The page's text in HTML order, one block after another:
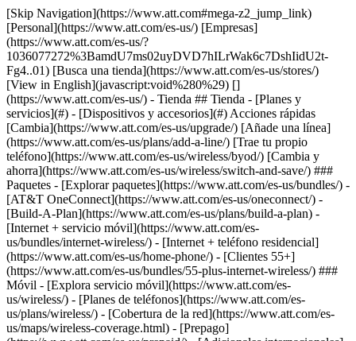
[Skip Navigation](https://www.att.com#mega-z2_jump_link) [Personal](https://www.att.com/es-us/) [Empresas](https://www.att.com/es-us/?1036077272%3BamdU7ms02uyDVD7hILrWak6c7DshIidU2t-Fg4..01) [Busca una tienda](https://www.att.com/es-us/stores/) [View in English](javascript:void%280%29) [](https://www.att.com/es-us/) - Tienda ## Tienda - [Planes y servicios](#) - [Dispositivos y accesorios](#) Acciones rápidas [Cambia](https://www.att.com/es-us/upgrade/) [Añade una línea](https://www.att.com/es-us/plans/add-a-line/) [Trae tu propio teléfono](https://www.att.com/es-us/wireless/byod/) [Cambia y ahorra](https://www.att.com/es-us/wireless/switch-and-save/) ### Paquetes - [Explorar paquetes](https://www.att.com/es-us/bundles/) - [AT&T OneConnect](https://www.att.com/es-us/oneconnect/) - [Build-A-Plan](https://www.att.com/es-us/plans/build-a-plan) - [Internet + servicio móvil](https://www.att.com/es-us/bundles/internet-wireless/) - [Internet + teléfono residencial](https://www.att.com/es-us/home-phone/) - [Clientes 55+](https://www.att.com/es-us/bundles/55-plus-internet-wireless/) ### Móvil - [Explora servicio móvil](https://www.att.com/es-us/wireless/) - [Planes de teléfonos](https://www.att.com/es-us/plans/wireless/) - [Cobertura de la red](https://www.att.com/es-us/maps/wireless-coverage.html) - [Prepago](https://www.att.com/es-us/prepaid/) - [Adicionales internacionales](https://www.att.com/es-us/international/) - [Auto conectado](https://www.att.com/es-us/plans/connected-car/) ### Internet residencial - [Explora internet residencial](https://www.att.com/es-us/internet/) - [Ve la disponibilidad](https://www.att.com/es-us/buy/internet/plans/) - [AT&T Fiber](https://www.att.com/es-us/internet/fiber/) - [AT&T Internet Air](https://www.att.com/es-us/internet/internet-air/) - [Teléfono residencial](https://www.att.com/es-us/home-phone/services/) [__Ahorra a lo grande en todo__ __regreso a clases__ \ Ver ofertas](https://www.att.com/es-us/deals/back-to-school/) Últimas novedades [Samsung Galaxy Z Fold8](https://www.att.com/es-us/buy/phones/samsung-galaxy-z-fold8.html) [iPhone 17 Pro](https://www.att.com/es-us/buy/phones/apple-iphone-17-pro.html) [AirPods Pro 3](https://www.att.com/es-us/buy/accessories/Headphones/apple-airpods-pro-3.html) [Google Pixel 10 Pro](https://www.att.com/es-us/buy/phones/google-pixel-10-pro.html) ### Dispositivos - [Teléfonos](https://www.att.com/es-us/buy/phones/) - [Teléfonos prepagados](https://www.att.com/es-us/buy/prepaid-phones/) - [Tablets](https://www.att.com/es-us/buy/tablets/) - [Relojes inteligentes](https://www.att.com/es-us/buy/wearables/) - [Usado certificado de AT&T](https://www.att.com/es-us/buy/phones/browse/att-certified-preowned) ### Accesorios - [Ver todos los accesorios](https://www.att.com/es-us/accessories/) - [Estuches](https://www.att.com/es-us/buy/accessories/browse/cases/) - [Cargadores](https://www.att.com/es-us/buy/accessories/browse/chargers/) - [Protector para pantalla](https://www.att.com/es-us/buy/accessories/browse/screen-protectors/) - [Audífonos](https://www.att.com/es-us/buy/accessories/browse/headphones/) ### Brands - [Apple](https://www.att.com/es-us/buy/phones/browse/apple/) - [Samsung](https://www.att.com/es-us/buy/phones/browse/samsung/) - [Motorola](https://www.att.com/es-us/buy/phones/browse/motorola/) - [Google](https://www.att.com/es-us/buy/phones/browse/google/) - [Meta](https://www.att.com/es-us/buy/accessories/browse/all/meta/) [__Obtén el nuevo Samsung Galaxy Z Fold8 por $0 con intercambio elegible__ \ Reserva](https://www.att.com/es-us/buy/phones/samsung-galaxy-z-fold8.html) - Ofertas ## Ofertas - [Nuevos y destacados](#) - [Descuentos para clientes](#) Destacados [Ve todas las ofertas](https://www.att.com/es-us/deals/) [Ofertas de servicio móvil](https://www.att.com/es-us/deals/cell-phone-deals/) [Ofertas de internet](https://www.att.com/es-us/deals/internet/) [Ofertas de intercambio](https://www.att.com/es-us/buy/phones/browse/tradeinoffer/) [Sin ofertas de intercambio](https://www.att.com/es-us/buy/phones/browse/nontradeinoffer/) ### Ofertas de tendencia - [Samsung Galaxy](https://www.att.com/es-us/buy/phones/browse/samsung_hasdeals_value_nontradeinoffer_tradeinoffer/) - [Apple iPhone](https://www.att.com/es-us/buy/phones/browse/apple_hasdeals_value_nontradeinoffer_tradeinoffer/) - [Menos de $50](https://www.att.com/es-us/buy/accessories/browse/all/price-range-25-50_price-range-5-25_5-and-under/) - [Ofertas de regreso a clases](https://www.att.com/es-us/deals/back-to-school/) ### Ofertas de dispositivos y accesorios - [Teléfonos](https://www.att.com/es-us/buy/phones/browse/hasdeals_value_nontradeinoffer_tradeinoffer/) - [Teléfonos prepagados](https://www.att.com/es-us/buy/prepaid-phones/browse/hasdeals/) - [Tablets](https://www.att.com/es-us/buy/tablets/browse/hasdeals_nontradeinoffer/) - [Relojes inteligentes](https://www.att.com/es-us/buy/wearables/browse/hasdeals_nontradeinoffer/) - [Ofertas de accesorios](https://www.att.com/es-us/buy/accessories/browse/all/deals/) ### Suscripciones - [AT&T OneConnect](https://www.att.com/es-us/oneconnect/) [__Cámbiate a AT&T y averigua cómo obtener hasta $800 por línea para terminar tu contrato__ \ Compra ahora](https://www.att.com/es-us/buy/phones/) ### Descuentos por ocupación - [Empleados de empresas](https://www.att.com/es-us/verification/signaturehub/#employment) - [Militares y veteranos](https://www.att.com/es-us/offers/discount-program/military-discount/) - [Maestros](https://www.att.com/es-us/offers/discount-program/teacher/) - [Enfermeros y médicos](https://www.att.com/es-us/verification/signaturehub/#medical) - [Personal de emergencias activo](https://www.att.com/es-us/firstnetandfamily/) ### Descuentos por afiliación - [Clientes 55+](https://www.att.com/es-us/verification/signaturehub/#age) - [Personal retirado del servicio de emergencia](https://www.att.com/es-us/offers/discount-program/retired-responders/) - [Trabajadores de sindicatos](https://www.att.com/es-us/offers/discount-program/union-discount/) - [Estudiantes](https://www.att.com/es-us/verification/signaturehub/#student) ### Ahorros para socios - [Descuento con tarjeta de crédito](https://www.att.com/es-us/?1036077272%3BamdU7ms02uyDVD7hIidU2t-FgOyvGkzT7uyJVm497PywgLdW2iYTVis9IZcUaO3.z1) - [Beneficios y más](https://andmorebenefits.att.com/root-discovery) [__Maestros: ahorra hasta $150 por línea y hasta un 20% en planes__ \ Obtén detalles](https://www.att.com/es-us/offers/discount-program/teacher/) - La diferencia de AT&T ## La diferencia de AT&T - [Nuestra ventaja competitiva](#) ### ¿Por qué elegirnos? - [Garantía AT&T](https://www.att.com/es-us/why-att/guarantee/) - [Por qué AT&T](https://www.att.com/es-us/why-att/) - [AT&T vs. T-Mobile y Verizon](https://www.att.com/es-us/wireless/switch-and-save/#compare-us) - [AT&T Fiber vs. Spectrum y Xfinity](https://www.att.com/es-us/internet/fiber/#compare-us) - [Prueba AT&T gratis](https://www.att.com/es-us/wireless/free-trial/) - [Cambia y ahorra](https://www.att.com/es-us/wireless/switch-and-save/) ### Cobertura excepcional - [Mapa de cobertura 5G](https://www.att.com/es-us/maps/wireless-coverage.html) - [Mapa de cobertura de fibra óptica](https://www.att.com/es-us/internet/fiber/coverage-map/) [__La mejor garantía de Estados Unidos__ \ Obtén detalles](https://www.att.com/es-us/why-att/guarantee/) - Ayuda ## Ayuda - [Factura y cuenta](#) - [Móvil](#) - [Internet](#) Acciones rápidas [Ve toda la ayuda](https://www.att.com/es-us/support/) [Ver mi cuenta](https://www.att.com/es-us/acctmgmt/overview) [Centro de pagos](https://www.att.com/es-us/acctmgmt/mypaymentcenter) [Centro de facturación](https://www.att.com/es-us/acctmgmt/billing/mybillingcenter) ### Factura y pagos - [Comprende tu factura](https://www.att.com/es-us/support/my-account/understand-your-bill/) - [Averigua por qué tu factura cambió](https://www.att.com/es-us/support/article/my-account/KM1051879/) - [Configura y administra AutoPay](https://www.att.com/es-us/acctmgmt/mypaymentcenter?intent=MANAGEAUTOPAY) - [Ve las cuotas de los dispositivos](https://www.att.com/es-us/acctmgmt/payment/installmentplandetails) - [Pagar sin iniciar sesión](https://www.att.com/es-us/acctmgmt/fastpmt/fastpay) ### Cuenta - [Cambiar o restablecer contraseña](https://www.att.com/es-us/support/article/my-account/KM1008941/) - [Añade o elimina cuentas](https://www.att.com/es-us/support/article/my-account/KM1008925/) - [Traslada el servicio de internet](https://www.att.com/es-us/help/moving/) - [Ve tus pedidos y reclamaciones](https://www.att.com/es-us/orders/history) - [Más ayuda con la cuenta](https://www.att.com/es-us/support/my-account/) [__La mejor garantía de Estados Unidos__ \ Obtén detalles](https://www.att.com/es-us/why-att/guarantee/) Acciones rápidas [Administrar mi servicio móvil](https://www.att.com/es-us/acctmgmt/mywireless) [Rastrear mi pedido](https://www.att.com/es-us/orders/history) [Añade AT&T International Day Pass](https://www.att.com/es-us/acctmgmt/signin?intent=DEEPLINK&soc=IRRLHDF&level=CAT&source=ILC242589969&wtExtndSource=Megamenu) ### Mi dispositivo - [Verificar mi uso](https://www.att.com/es-us/acctmgmt/usage/mysummary) - [Administra complementos](https://www.att.com/es-us/acctmgmt/wireless/manage-addon) - [Cambiar mi plan](https://www.att.com/es-us/acctmgmt/mywireless/manageplan/) - [Añade una línea](https://www.att.com/es-us/buy/postpaid/?wlsfi=AL) - [Consultar los requisitos de cambio](https://www.att.com/es-us/buy/postpaid/?wlsfi=up) - [Activa un dispositivo móvil](https://www.att.com/es-us/